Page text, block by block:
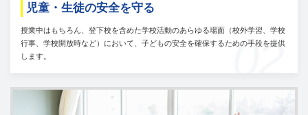
02
児童・生徒の安全を守る
授業中はもちろん、登下校を含めた学校活動のあらゆる場面（校外学習、学校
行事、学校開放時など）において、子どもの安全を確保するための手段を提供
します。